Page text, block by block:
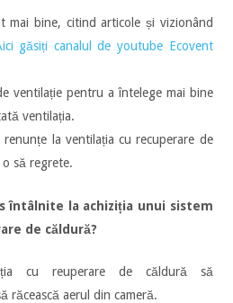
mai bine, citind articole și vizionând
găsiți canalul de youtube Ecovent
ventilație pentru a întelege mai bine
ventilația.
la ventilația cu recuperare de
să regrete.
întâlnite la achiziția unui sistem
de căldură?
cu reuperare de căldură să
răcească aerul din cameră.